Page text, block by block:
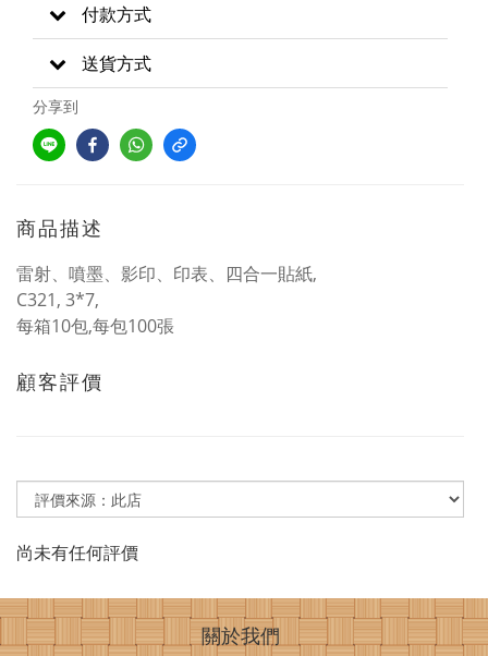
付款方式
送貨方式
分享到
商品描述
雷射、噴墨、影印、印表、四合一貼紙,
C321, 3*7,
每箱10包,每包100張
顧客評價
尚未有任何評價
關於我們